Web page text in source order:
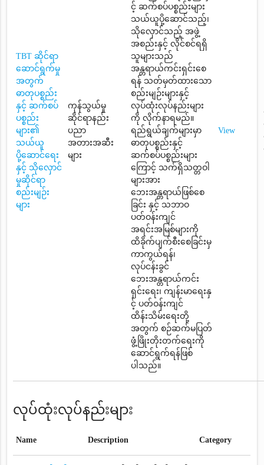
TBT ဆိုင်ရာ
ဆောင်ရွက်မှု
အတွက်
ဓာတုပစ္စည်း
နှင့် ဆက်စပ်
ပစ္စည်း
များ၏
သယ်ယူ
ပို့ဆောင်ရေး
နှင့် သိုလှောင်
မှုဆိုင်ရာ
စည်းမျဉ်း
များ
ကုန်သွယ်မှု
ဆိုင်ရာနည်း
ပညာ
အတားအဆီး
များ
င့် ဆက်စပ်ပစ္စည်းများ
သယ်ယူပို့ဆောင်သည့်၊
သိုလှောင်သည့် အဖွဲ့
အစည်းနှင့် လိုင်စင်ရရှိ
သူများသည်
အန္တရာယ်ကင်းရှင်းစေ
ရန် သတ်မှတ်ထားသော
စည်းမျဉ်းများနှင့်
လုပ်ထုံးလုပ်နည်းများ
ကို လိုက်နာရမည်။
ရည်ရွယ်ချက်များမှာ
ဓာတုပစ္စည်းနှင့်
ဆက်စပ်ပစ္စည်းများ
ကြောင့် သက်ရှိသတ္တဝါ
များအား
ဘေးအန္တရာယ်ဖြစ်စေ
ခြင်း နှင့် သဘာဝ
ပတ်ဝန်းကျင်
အရင်းအမြစ်များကို
ထိခိုက်ပျက်စီးစေခြင်းမှ
ကာကွယ်ရန်၊
လုပ်ငန်းခွင်
ဘေးအန္တရာယ်ကင်း
ရှင်းရေး၊ ကျန်းမာရေးနှ
င့် ပတ်ဝန်းကျင်
ထိန်းသိမ်းရေးတို့
အတွက် စဉ်ဆက်မပြတ်
ဖွံ့ဖြိုးတိုးတက်ရေးကို
ဆောင်ရွက်ရန်ဖြစ်
ပါသည်။
View
လုပ်ထုံးလုပ်နည်းများ
Name Description Category